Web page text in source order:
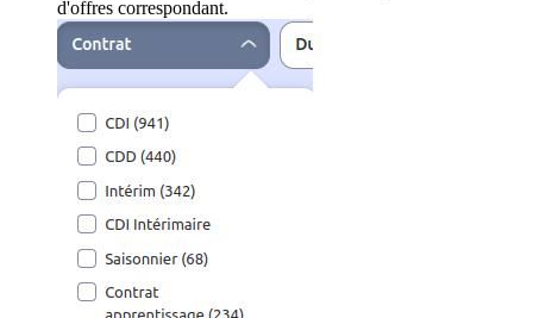
d'offres correspondant.